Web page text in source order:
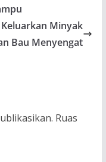
Minyak
Bau Menyengat
Ruas